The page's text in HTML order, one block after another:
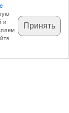
подпишитесь на наш
телеграм @archi_ru
✕
и
Принять